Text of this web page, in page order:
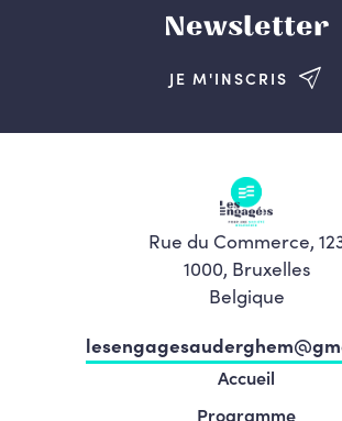
Newsletter
JE M'INSCRIS
Rue du Commerce,
1000, Bruxelles
Belgique
Accueil
Programme